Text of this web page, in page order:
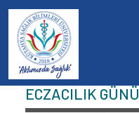
İçeriğe atla
Haberler
ECZACILIK GÜNÜ